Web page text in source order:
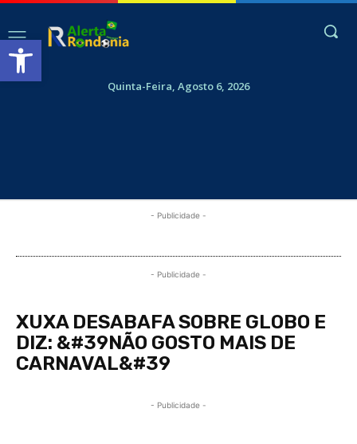
Abrir a barra de ferramentas
Quinta-Feira, Agosto 6, 2026
- Publicidade -
- Publicidade -
XUXA DESABAFA SOBRE GLOBO E
DIZ: &#39NÃO GOSTO MAIS DE
CARNAVAL&#39
- Publicidade -